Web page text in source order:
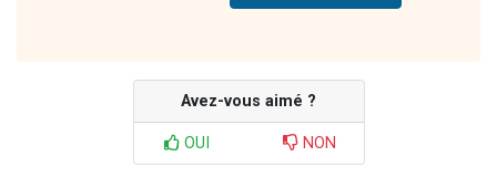
Avez-vous aimé ?
OUI NON